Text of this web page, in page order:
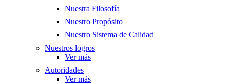
Nuestra Filosofía
Nuestro Propósito
Nuestro Sistema de Calidad
Nuestros logros
Ver más
Autoridades
Ver más